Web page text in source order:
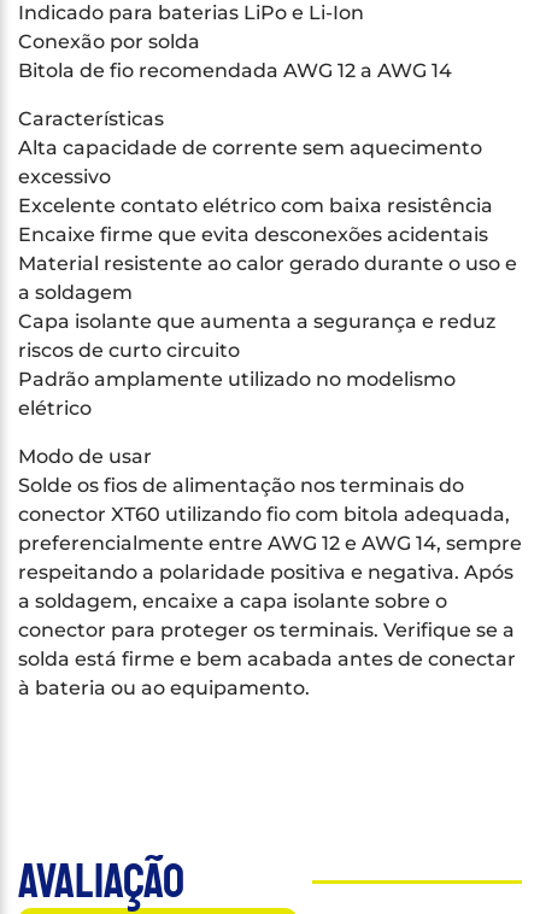
Indicado para baterias LiPo e Li-Ion
Conexão por solda
Bitola de fio recomendada AWG 12 a AWG 14
Características
Alta capacidade de corrente sem aquecimento
excessivo
Excelente contato elétrico com baixa resistência
Encaixe firme que evita desconexões acidentais
Material resistente ao calor gerado durante o uso e
a soldagem
Capa isolante que aumenta a segurança e reduz
riscos de curto circuito
Padrão amplamente utilizado no modelismo
elétrico
Modo de usar
Solde os fios de alimentação nos terminais do
conector XT60 utilizando fio com bitola adequada,
preferencialmente entre AWG 12 e AWG 14, sempre
respeitando a polaridade positiva e negativa. Após
a soldagem, encaixe a capa isolante sobre o
conector para proteger os terminais. Verifique se a
solda está firme e bem acabada antes de conectar
à bateria ou ao equipamento.
Avaliação